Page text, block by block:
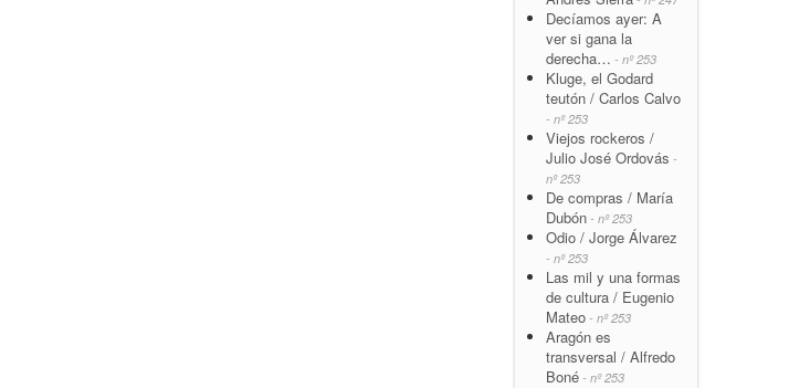
Decíamos ayer: A
ver si gana la
derecha… - nº 253
Kluge, el Godard
teutón / Carlos Calvo
- nº 253
Viejos rockeros /
Julio José Ordovás -
nº 253
De compras / María
Dubón - nº 253
Odio / Jorge Álvarez
- nº 253
Las mil y una formas
de cultura / Eugenio
Mateo - nº 253
Aragón es
transversal / Alfredo
Boné - nº 253